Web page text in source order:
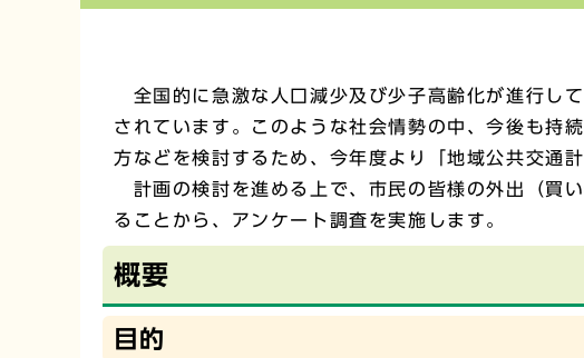
全国的に急激な人口減少及び少子高齢化が進行し
されています。このような社会情勢の中、今後も持
方などを検討するため、今年度より「地域公共交通
計画の検討を進める上で、市民の皆様の外出（買
ることから、アンケート調査を実施します。
概要
目的